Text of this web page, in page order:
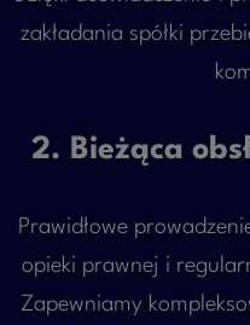
zakładania spółki
2. Bieżąca
Prawidłowe
opieki prawnej i
Zapewniamy